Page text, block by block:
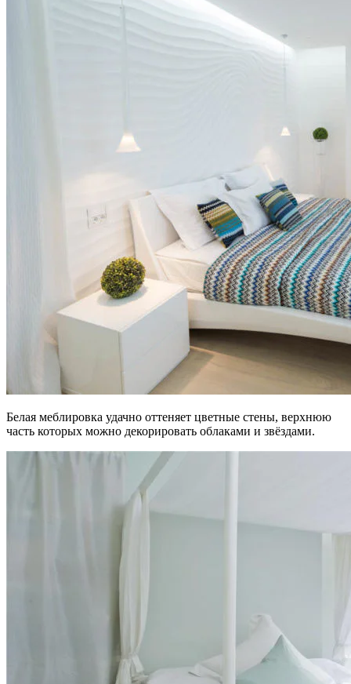
Белая меблировка удачно оттеняет цветные стены, верхнюю
часть которых можно декорировать облаками и звёздами.